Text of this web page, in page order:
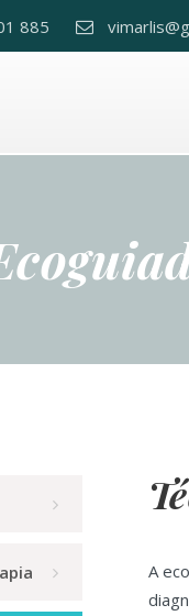
885
A